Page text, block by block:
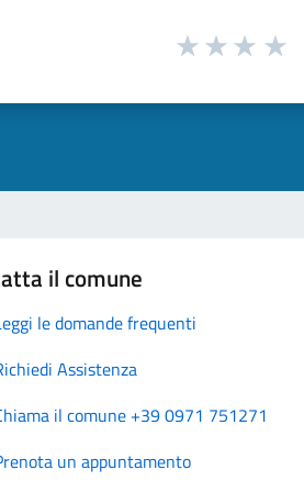
il comune
le domande frequenti
Assistenza
il comune +39 0971 751271
un appuntamento